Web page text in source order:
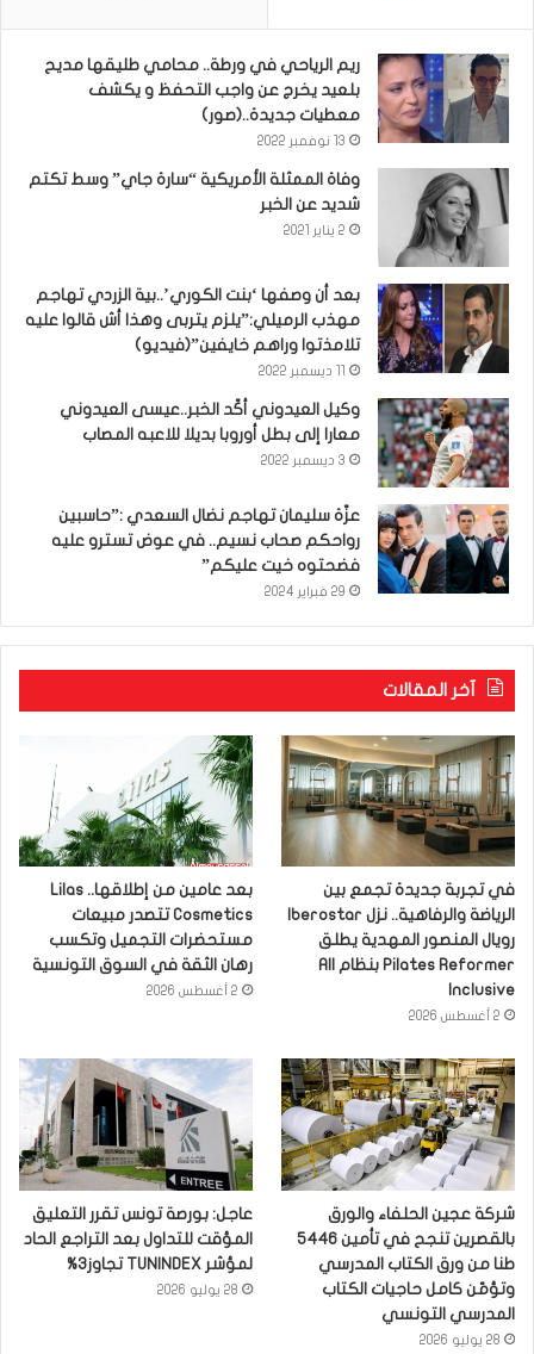
ريم الرياحي في ورطة.. محامي طليقها مديح
بلعيد يخرج عن واجب التحفظ و يكشف
معطيات جديدة..(صور)
13 نوفمبر 2022
وفاة الممثلة الأمريكية “سارة جاي” وسط تكتم
شديد عن الخبر
2 يناير 2021
بعد أن وصفها ‘بنت الكوري’..بية الزردي تهاجم
مهذب الرميلي:”يلزم يتربى وهذا أش قالوا عليه
تلامذتوا وراهم خايفين”(فيديو)
وكيل العيدوني أكّد الخبر..عيسى العيدوني
معارا إلى بطل أوروبا بديلا للاعبه المصاب
3 ديسمبر 2022
عزّة سليمان تهاجم نضال السعدي :”حاسبين
رواحكم صحاب نسيم.. في عوض تسترو عليه
فضحتوه خيت عليكم”
29 فبراير 2024
آخر المقالات
في تجربة جديدة تجمع بين
رويال المنصور المهدية يطلق
Pilates Reformer بنظام All
Inclusive
2 أغسطس 2026
بعد عامين من إطلاقها.. Lilas
Cosmetics تتصدر مبيعات
مستحضرات التجميل وتكسب
رهان الثقة في السوق التونسية
2 أغسطس 2026
شركة عجين الحلفاء والورق
بالقصرين تنجح في تأمين 5446
طنا من ورق الكتاب المدرسي
وتؤمّن كامل حاجيات الكتاب
المدرسي التونسي
28 يوليو 2026
عاجل: بورصة تونس تقرر التعليق
المؤقت للتداول بعد التراجع الحاد
لمؤشر TUNINDEX تجاوز3%
28 يوليو 2026